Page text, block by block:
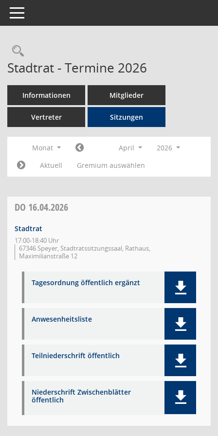
Toggle navigation
Rechercheauswahl
Stadtrat - Termine 2026
Informationen Mitglieder
Vertreter Sitzungen
Monat April
2026
Aktuell
Gremium auswählen
DO 16.04.2026
Stadtrat
17:00-18:40 Uhr
67346 Speyer, Stadtratssitzungssaal, Rathaus,
Maximilianstraße 12
Tagesordnung öffentlich ergänzt
Anwesenheitsliste
Teilniederschrift öffentlich
Niederschrift Zwischenblätter
öffentlich